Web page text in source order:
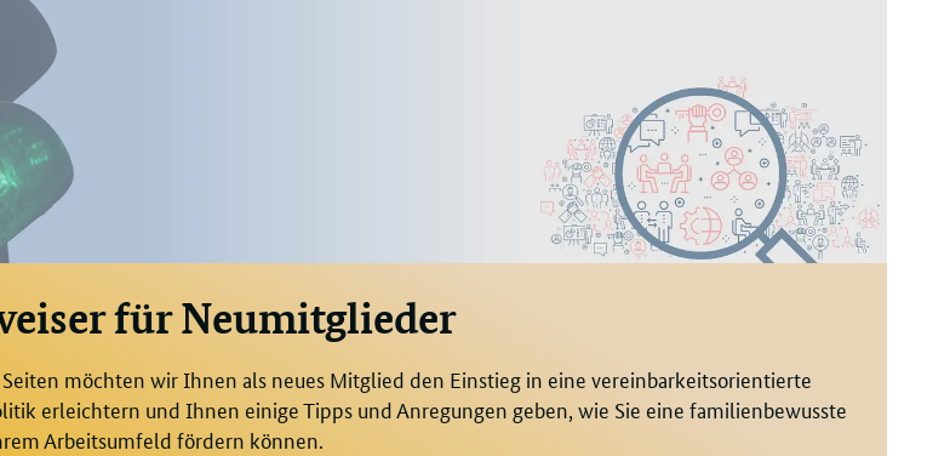
für Neumitglieder
möchten wir Ihnen als neues Mitglied den Einstieg in eine vereinbarkeitsorientierte
erleichtern und Ihnen einige Tipps und Anregungen geben, wie Sie eine familienbewusste
Arbeitsumfeld fördern können.